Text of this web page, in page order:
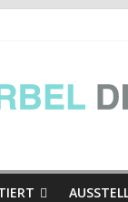
Kärntner